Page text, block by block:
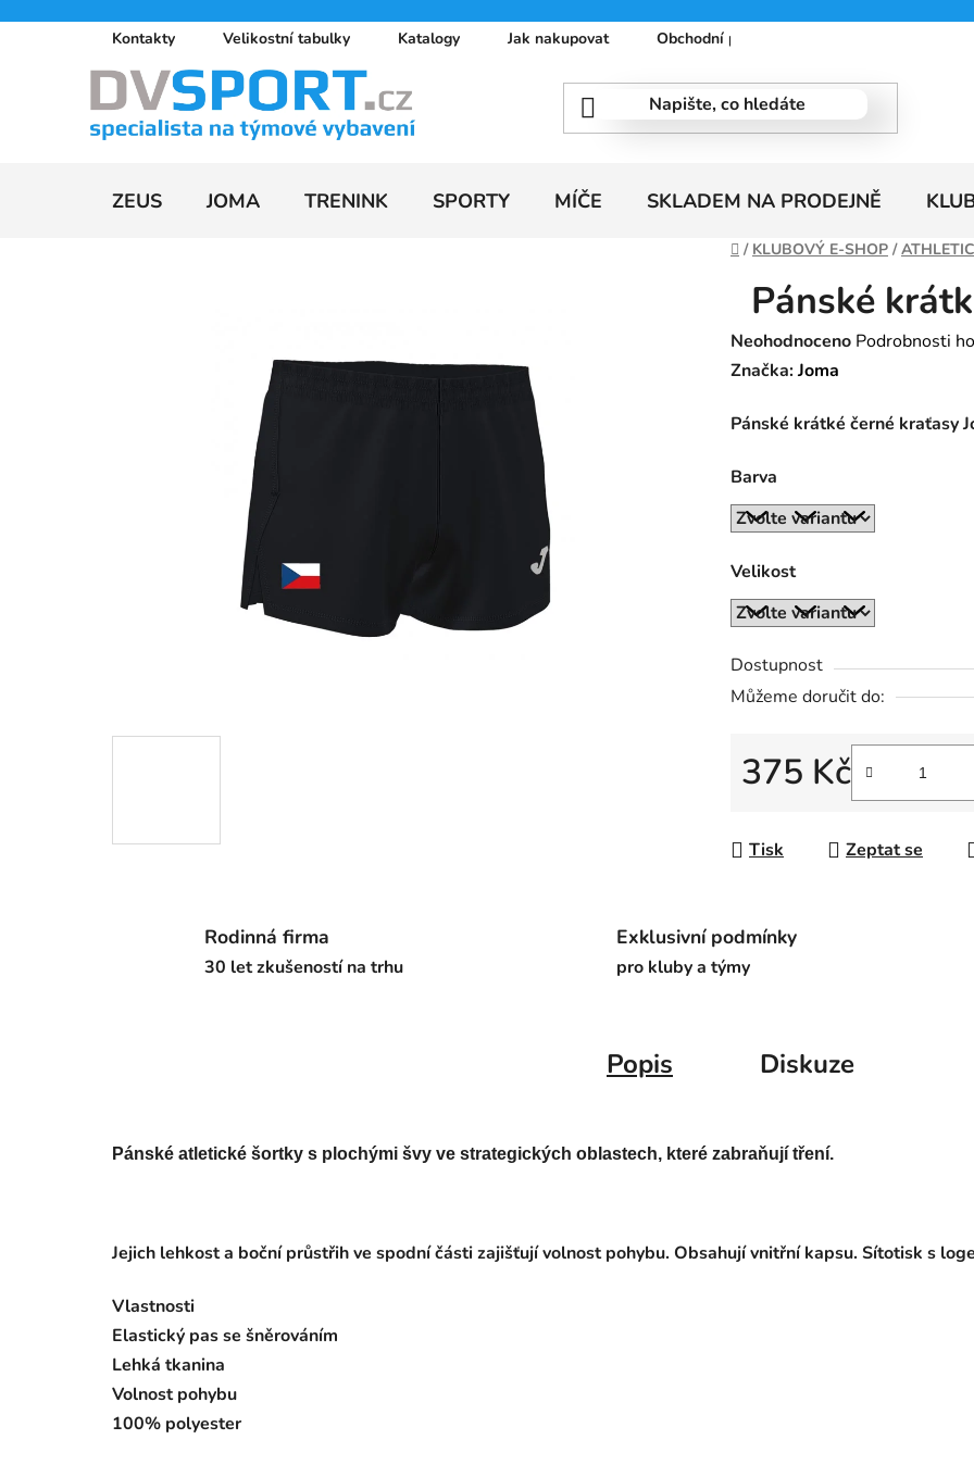
Kontakty Velikostní tabulky Katalogy Jak nakupovat Obchodní podmínky
ZEUS JOMA TRENINK SPORTY MÍČE SKLADEM NA PRODEJNĚ
Domů
/ KLUBOVÝ E-SHOP /
Pánské
Průměrné
hodnocení
je
z
5
Neohodnoceno Podrobnosti
Značka:Joma
Pánské krátké černé kraťasy
Barva
Velikost
Dostupnost
Můžeme doručit do:
375 Kč
Tisk
Zeptat se
Rodinná firma
30 let zkušeností na trhu
Exklusivní podmínky
pro kluby a týmy
Popis Diskuze
Pánské atletické šortky s plochými švy ve strategických oblastech, které zabraňují tření.
Jejich lehkost a boční průstřih ve spodní části zajišťují volnost pohybu. Obsahují vnitřní kapsu. Sítotisk s
Vlastnosti
Elastický pas se šněrováním
Lehká tkanina
Volnost pohybu
100% polyester